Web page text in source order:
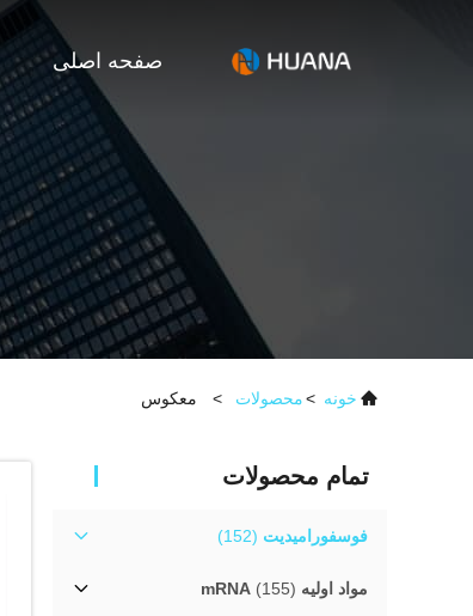
صفحه اصلی
خونه >محصولات > معکوس
تمام محصولات
فوسفورامیدیت (152)
مواد اولیه mRNA (155)